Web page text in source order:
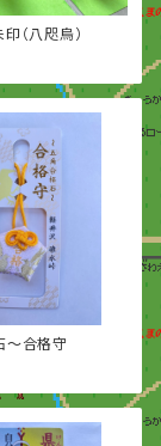
（八咫烏）
〜合格守